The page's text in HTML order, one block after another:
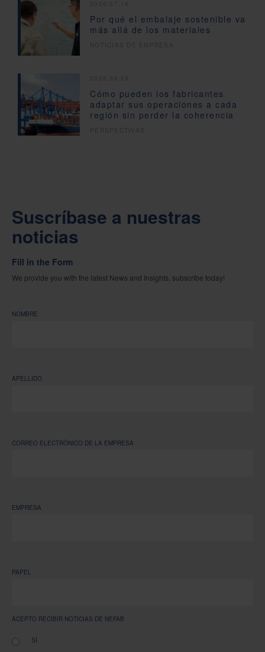
Por qué el embalaje sostenible va
más allá de los materiales
Cómo pueden los fabricantes
adaptar sus operaciones a cada
región sin perder la coherencia
Suscríbase a nuestras
noticias
Fill in the Form
We provide you with the latest News and Insights, subscribe today!
NOMBRE
APELLIDO
CORREO ELECTRÓNICO DE LA EMPRESA
EMPRESA
PAPEL
ACEPTO RECIBIR NOTICIAS DE NEFAB
SÍ